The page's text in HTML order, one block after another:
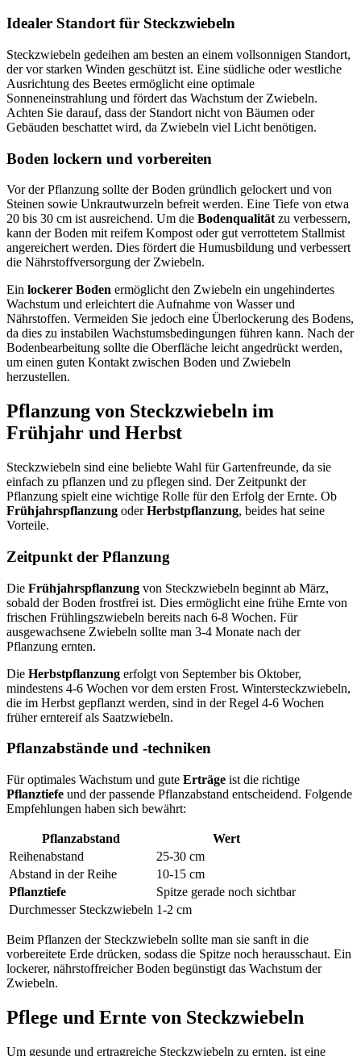
Idealer Standort für Steckzwiebeln
Steckzwiebeln gedeihen am besten an einem vollsonnigen Standort,
der vor starken Winden geschützt ist. Eine südliche oder westliche
Ausrichtung des Beetes ermöglicht eine optimale
Sonneneinstrahlung und fördert das Wachstum der Zwiebeln.
Achten Sie darauf, dass der Standort nicht von Bäumen oder
Gebäuden beschattet wird, da Zwiebeln viel Licht benötigen.
Boden lockern und vorbereiten
Vor der Pflanzung sollte der Boden gründlich gelockert und von
Steinen sowie Unkrautwurzeln befreit werden. Eine Tiefe von etwa
20 bis 30 cm ist ausreichend. Um die Bodenqualität zu verbessern,
kann der Boden mit reifem Kompost oder gut verrottetem Stallmist
angereichert werden. Dies fördert die Humusbildung und verbessert
die Nährstoffversorgung der Zwiebeln.
Ein lockerer Boden ermöglicht den Zwiebeln ein ungehindertes
Wachstum und erleichtert die Aufnahme von Wasser und
Nährstoffen. Vermeiden Sie jedoch eine Überlockerung des Bodens,
da dies zu instabilen Wachstumsbedingungen führen kann. Nach der
Bodenbearbeitung sollte die Oberfläche leicht angedrückt werden,
um einen guten Kontakt zwischen Boden und Zwiebeln
herzustellen.
Pflanzung von Steckzwiebeln im
Frühjahr und Herbst
Steckzwiebeln sind eine beliebte Wahl für Gartenfreunde, da sie
einfach zu pflanzen und zu pflegen sind. Der Zeitpunkt der
Pflanzung spielt eine wichtige Rolle für den Erfolg der Ernte. Ob
Frühjahrspflanzung oderHerbstpflanzung, beides hat seine
Vorteile.
Zeitpunkt der Pflanzung
Die Frühjahrspflanzung von Steckzwiebeln beginnt ab März,
sobald der Boden frostfrei ist. Dies ermöglicht eine frühe Ernte von
frischen Frühlingszwiebeln bereits nach 6-8 Wochen. Für
ausgewachsene Zwiebeln sollte man 3-4 Monate nach der
Pflanzung ernten.
Die Herbstpflanzung erfolgt von September bis Oktober,
mindestens 4-6 Wochen vor dem ersten Frost. Wintersteckzwiebeln,
die im Herbst gepflanzt werden, sind in der Regel 4-6 Wochen
früher erntereif als Saatzwiebeln.
Pflanzabstände und -techniken
Für optimales Wachstum und gute Erträge ist die richtige
Pflanztiefe und der passende Pflanzabstand entscheidend. Folgende
Empfehlungen haben sich bewährt:
Pflanzabstand
Wert
Reihenabstand
25-30 cm
Abstand in der Reihe
10-15 cm
Pflanztiefe
Spitze gerade noch sichtbar
Durchmesser Steckzwiebeln 1-2 cm
Beim Pflanzen der Steckzwiebeln sollte man sie sanft in die
vorbereitete Erde drücken, sodass die Spitze noch herausschaut. Ein
lockerer, nährstoffreicher Boden begünstigt das Wachstum der
Zwiebeln.
Pflege und Ernte von Steckzwiebeln
Um gesunde und ertragreiche Steckzwiebeln zu ernten, ist eine